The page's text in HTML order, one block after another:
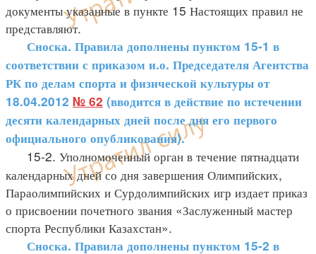
документы указанные в пункте 15 Настоящих правил не
представляют.
Сноска. Правила дополнены пунктом 15-1 в
соответствии с приказом и.о. Председателя Агентства
РК по делам спорта и физической культуры от
18.04.2012 № 62 (вводится в действие по истечении
десяти календарных дней после дня его первого
официального опубликования).
15-2. Уполномоченный орган в течение пятнадцати
календарных дней со дня завершения Олимпийских,
Параолимпийских и Сурдолимпийских игр издает приказ
о присвоении почетного звания «Заслуженный мастер
спорта Республики Казахстан».
Сноска. Правила дополнены пунктом 15-2 в